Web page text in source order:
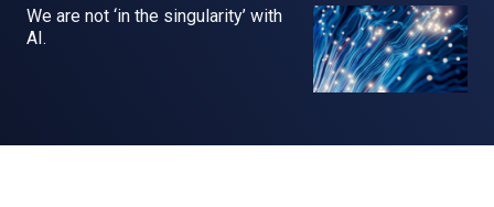
We are not ‘in the singularity’ with
AI.